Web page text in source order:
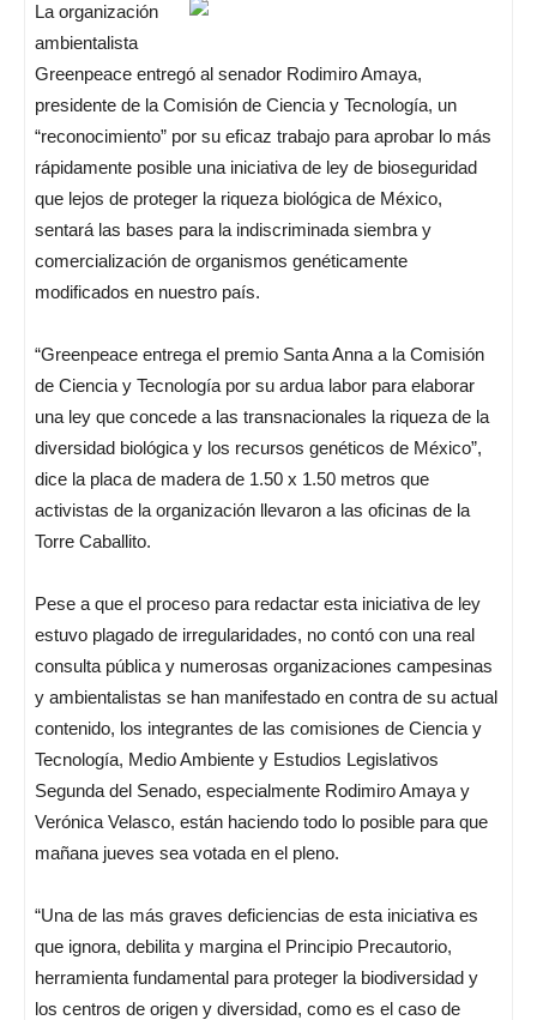
La organización
ambientalista
Greenpeace entregó al senador Rodimiro Amaya,
presidente de la Comisión de Ciencia y Tecnología, un
“reconocimiento” por su eficaz trabajo para aprobar lo más
rápidamente posible una iniciativa de ley de bioseguridad
que lejos de proteger la riqueza biológica de México,
sentará las bases para la indiscriminada siembra y
comercialización de organismos genéticamente
modificados en nuestro país.
“Greenpeace entrega el premio Santa Anna a la Comisión
de Ciencia y Tecnología por su ardua labor para elaborar
una ley que concede a las transnacionales la riqueza de la
diversidad biológica y los recursos genéticos de México”,
dice la placa de madera de 1.50 x 1.50 metros que
activistas de la organización llevaron a las oficinas de la
Torre Caballito.
Pese a que el proceso para redactar esta iniciativa de ley
estuvo plagado de irregularidades, no contó con una real
consulta pública y numerosas organizaciones campesinas
y ambientalistas se han manifestado en contra de su actual
contenido, los integrantes de las comisiones de Ciencia y
Tecnología, Medio Ambiente y Estudios Legislativos
Segunda del Senado, especialmente Rodimiro Amaya y
Verónica Velasco, están haciendo todo lo posible para que
mañana jueves sea votada en el pleno.
“Una de las más graves deficiencias de esta iniciativa es
que ignora, debilita y margina el Principio Precautorio,
herramienta fundamental para proteger la biodiversidad y
los centros de origen y diversidad, como es el caso de